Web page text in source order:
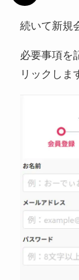
続いて新規
必要事項を
リックしま